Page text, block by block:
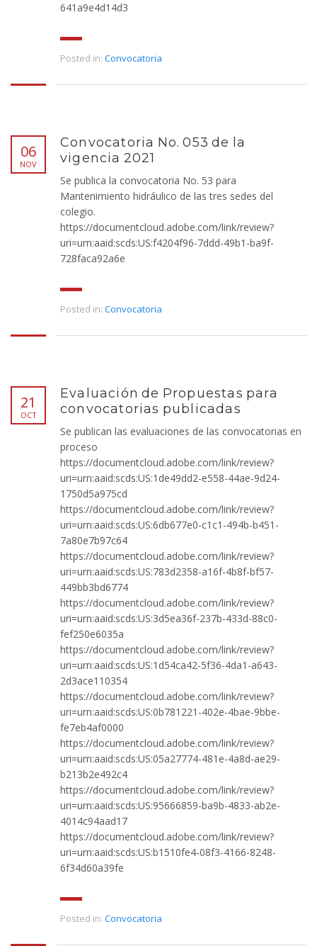
641a9e4d14d3
Posted in: Convocatoria
06
NOV
Convocatoria No. 053 de la
vigencia 2021
Se publica la convocatoria No. 53 para
Mantenimiento hidráulico de las tres sedes del
colegio.
https://documentcloud.adobe.com/link/review?
uri=urn:aaid:scds:US:f4204f96-7ddd-49b1-ba9f-
728faca92a6e
Posted in: Convocatoria
21
OCT
Evaluación de Propuestas para
convocatorias publicadas
Se publican las evaluaciones de las convocatorias en
proceso
https://documentcloud.adobe.com/link/review?
uri=urn:aaid:scds:US:1de49dd2-e558-44ae-9d24-
1750d5a975cd
https://documentcloud.adobe.com/link/review?
uri=urn:aaid:scds:US:6db677e0-c1c1-494b-b451-
7a80e7b97c64
https://documentcloud.adobe.com/link/review?
uri=urn:aaid:scds:US:783d2358-a16f-4b8f-bf57-
449bb3bd6774
https://documentcloud.adobe.com/link/review?
uri=urn:aaid:scds:US:3d5ea36f-237b-433d-88c0-
fef250e6035a
https://documentcloud.adobe.com/link/review?
uri=urn:aaid:scds:US:1d54ca42-5f36-4da1-a643-
2d3ace110354
https://documentcloud.adobe.com/link/review?
uri=urn:aaid:scds:US:0b781221-402e-4bae-9bbe-
fe7eb4af0000
https://documentcloud.adobe.com/link/review?
uri=urn:aaid:scds:US:05a27774-481e-4a8d-ae29-
b213b2e492c4
https://documentcloud.adobe.com/link/review?
uri=urn:aaid:scds:US:95666859-ba9b-4833-ab2e-
4014c94aad17
https://documentcloud.adobe.com/link/review?
uri=urn:aaid:scds:US:b1510fe4-08f3-4166-8248-
6f34d60a39fe
Posted in: Convocatoria